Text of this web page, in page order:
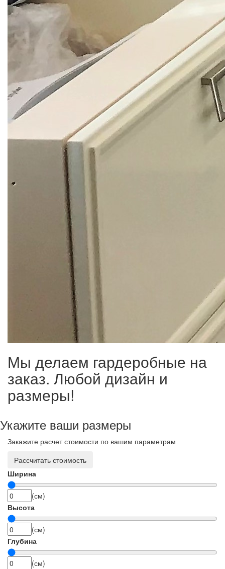
Мы делаем гардеробные на
заказ. Любой дизайн и
размеры!
Укажите ваши размеры
Закажите расчет стоимости по вашим параметрам
Рассчитать стоимость
Ширина
(см)
Высота
(см)
Глубина
(см)